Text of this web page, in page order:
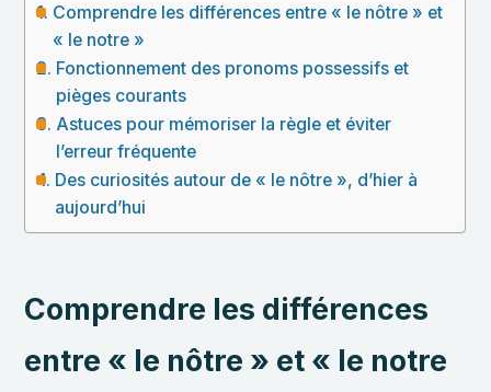
Comprendre les différences entre « le nôtre » et
« le notre »
Fonctionnement des pronoms possessifs et
pièges courants
Astuces pour mémoriser la règle et éviter
l’erreur fréquente
Des curiosités autour de « le nôtre », d’hier à
aujourd’hui
Comprendre les différences
entre « le nôtre » et « le notre